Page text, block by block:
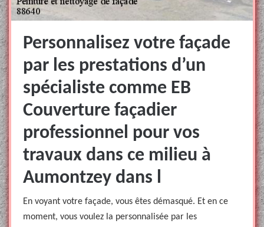
Personnalisez votre façade
par les prestations d’un
spécialiste comme EB
Couverture façadier
professionnel pour vos
travaux dans ce milieu à
Aumontzey dans l
En voyant votre façade, vous êtes démasqué. Et en ce
moment, vous voulez la personnalisée par les